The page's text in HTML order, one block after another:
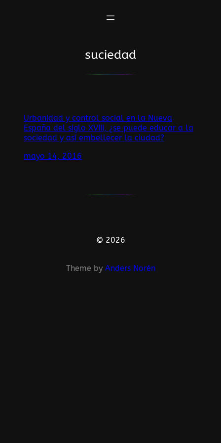
suciedad
Urbanidad y control social en la Nueva
España del siglo XVIII, ¿se puede educar a la
sociedad y así embellecer la ciudad?
mayo 14, 2016
© 2026
Theme by Anders Norén